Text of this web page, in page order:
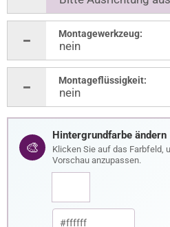
Montagewerkzeug:
Montageflüssigkeit:
🎨
Hintergrundfarbe ändern
Klicken Sie auf das Farbfeld,
Vorschau anzupassen.